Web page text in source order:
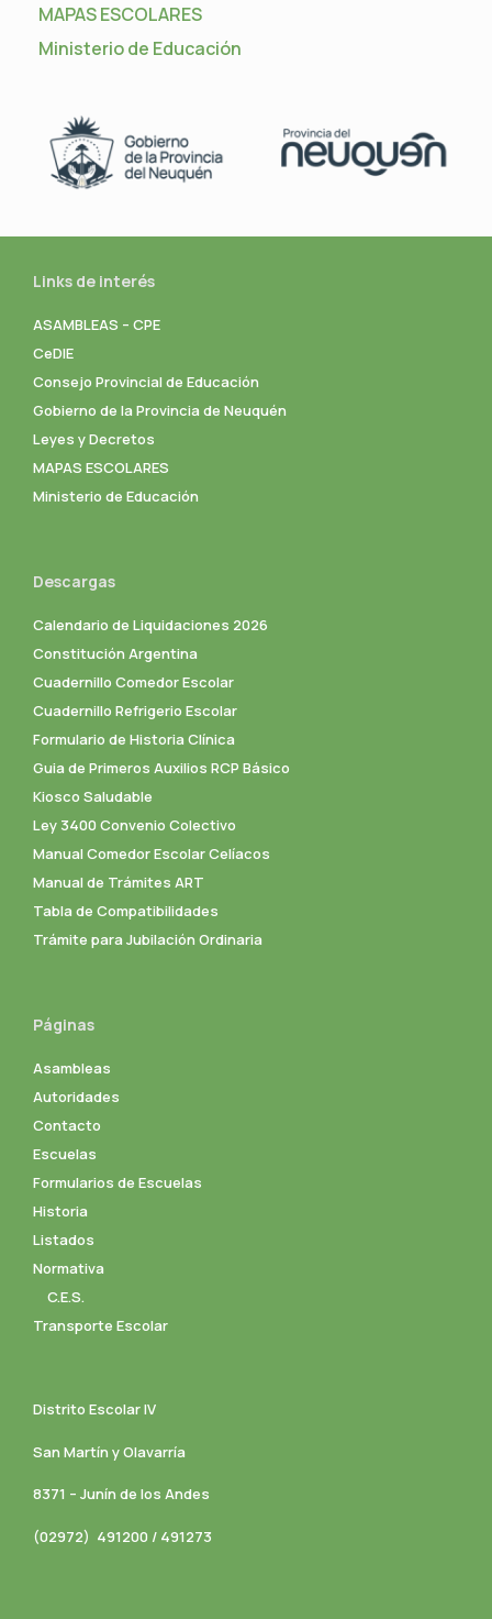
MAPAS ESCOLARES
Ministerio de Educación
Links de interés
ASAMBLEAS – CPE
CeDIE
Consejo Provincial de Educación
Gobierno de la Provincia de Neuquén
Leyes y Decretos
MAPAS ESCOLARES
Ministerio de Educación
Descargas
Calendario de Liquidaciones 2026
Constitución Argentina
Cuadernillo Comedor Escolar
Cuadernillo Refrigerio Escolar
Formulario de Historia Clínica
Guia de Primeros Auxilios RCP Básico
Kiosco Saludable
Ley 3400 Convenio Colectivo
Manual Comedor Escolar Celíacos
Manual de Trámites ART
Tabla de Compatibilidades
Trámite para Jubilación Ordinaria
Páginas
Asambleas
Autoridades
Contacto
Escuelas
Formularios de Escuelas
Historia
Listados
Normativa
C.E.S.
Transporte Escolar
Distrito Escolar IV
San Martín y Olavarría
8371 – Junín de los Andes
(02972) 491200 / 491273